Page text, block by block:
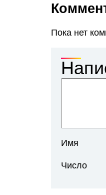
Пока нет
Имя
Число